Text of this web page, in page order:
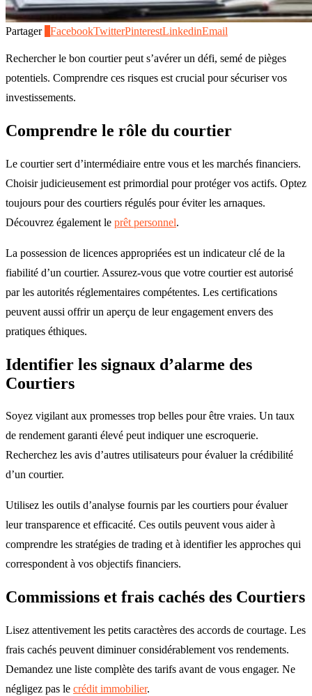
Partager FacebookTwitterPinterestLinkedinEmail
Rechercher le bon courtier peut s’avérer un défi, semé de pièges
potentiels. Comprendre ces risques est crucial pour sécuriser vos
investissements.
Comprendre le rôle du courtier
Le courtier sert d’intermédiaire entre vous et les marchés financiers.
Choisir judicieusement est primordial pour protéger vos actifs. Optez
toujours pour des courtiers régulés pour éviter les arnaques.
Découvrez également le prêt personnel.
La possession de licences appropriées est un indicateur clé de la
fiabilité d’un courtier. Assurez-vous que votre courtier est autorisé
par les autorités réglementaires compétentes. Les certifications
peuvent aussi offrir un aperçu de leur engagement envers des
pratiques éthiques.
Identifier les signaux d’alarme des
Courtiers
Soyez vigilant aux promesses trop belles pour être vraies. Un taux
de rendement garanti élevé peut indiquer une escroquerie.
Recherchez les avis d’autres utilisateurs pour évaluer la crédibilité
d’un courtier.
Utilisez les outils d’analyse fournis par les courtiers pour évaluer
leur transparence et efficacité. Ces outils peuvent vous aider à
comprendre les stratégies de trading et à identifier les approches qui
correspondent à vos objectifs financiers.
Commissions et frais cachés des Courtiers
Lisez attentivement les petits caractères des accords de courtage. Les
frais cachés peuvent diminuer considérablement vos rendements.
Demandez une liste complète des tarifs avant de vous engager. Ne
négligez pas le crédit immobilier.